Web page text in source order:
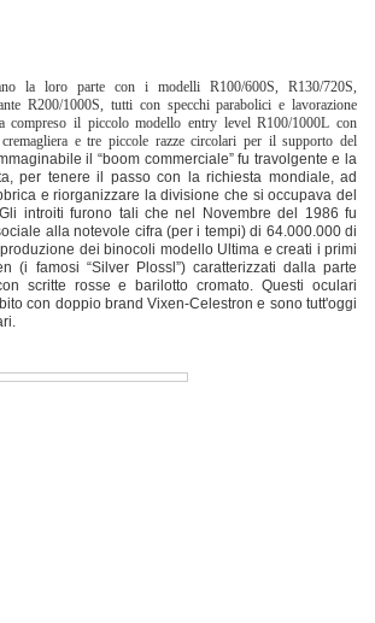
la loro parte con i modelli R100/600S, R130/720S,
R200/1000S, tutti con specchi parabolici e lavorazione
compreso il piccolo modello entry level R100/1000L con
e tre piccole razze circolari per il supporto del
il “boom commerciale” fu travolgente e la
per tenere il passo con la richiesta mondiale, ad
e riorganizzare la divisione che si occupava del
introiti furono tali che nel Novembre del 1986 fu
alla notevole cifra (per i tempi) di 64.000.000 di
dei binocoli modello Ultima e creati i primi
(i famosi “Silver Plossl”) caratterizzati dalla parte
scritte rosse e barilotto cromato. Questi oculari
con doppio brand Vixen-Celestron e sono tutt'oggi